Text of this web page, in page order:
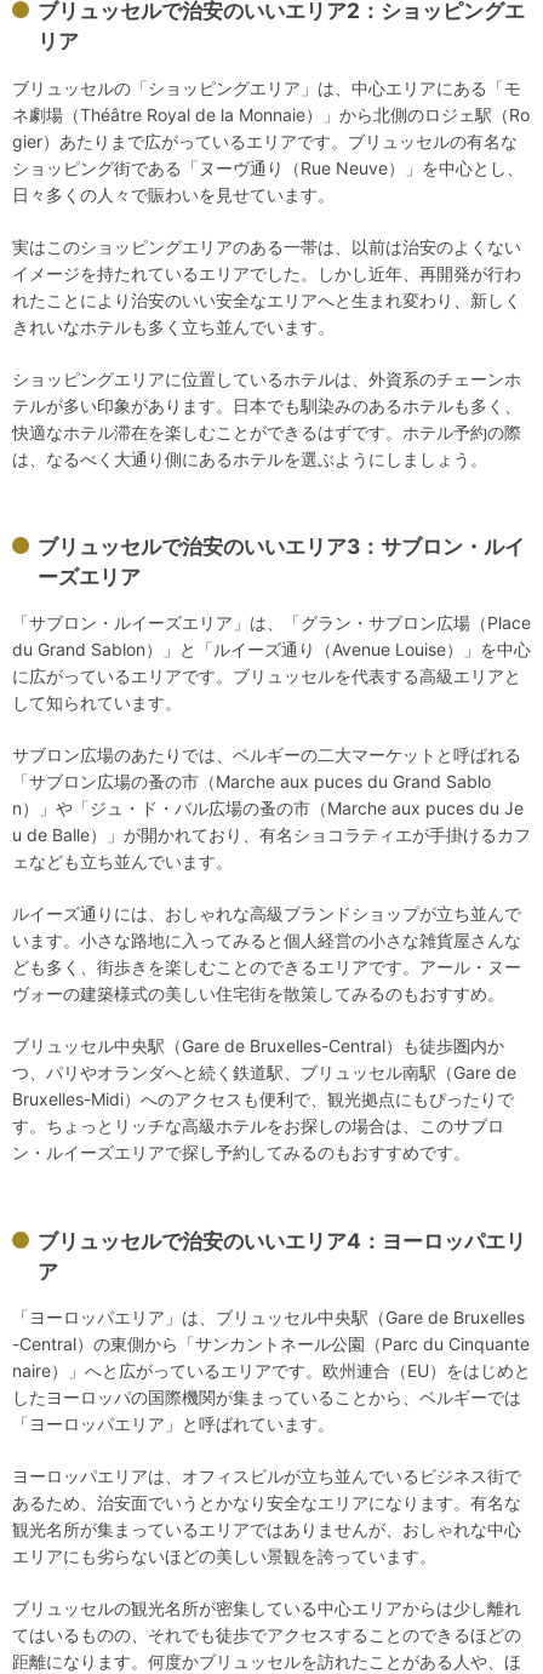
ブリュッセルで治安のいいエリア2：ショッピングエ
リア
ブリュッセルの「ショッピングエリア」は、中心エリアにある「モ
ネ劇場（Théâtre Royal de la Monnaie）」から北側のロジェ駅（Ro
gier）あたりまで広がっているエリアです。ブリュッセルの有名な
ショッピング街である「ヌーヴ通り（Rue Neuve）」を中心とし、
日々多くの人々で賑わいを見せています。
実はこのショッピングエリアのある一帯は、以前は治安のよくない
イメージを持たれているエリアでした。しかし近年、再開発が行わ
れたことにより治安のいい安全なエリアへと生まれ変わり、新しく
きれいなホテルも多く立ち並んでいます。
ショッピングエリアに位置しているホテルは、外資系のチェーンホ
テルが多い印象があります。日本でも馴染みのあるホテルも多く、
快適なホテル滞在を楽しむことができるはずです。ホテル予約の際
は、なるべく大通り側にあるホテルを選ぶようにしましょう。
ブリュッセルで治安のいいエリア3：サブロン・ルイ
ーズエリア
「サブロン・ルイーズエリア」は、「グラン・サブロン広場（Place
du Grand Sablon）」と「ルイーズ通り（Avenue Louise）」を中心
に広がっているエリアです。ブリュッセルを代表する高級エリアと
して知られています。
サブロン広場のあたりでは、ベルギーの二大マーケットと呼ばれる
「サブロン広場の蚤の市（Marche aux puces du Grand Sablo
n）」や「ジュ・ド・バル広場の蚤の市（Marche aux puces du Je
u de Balle）」が開かれており、有名ショコラティエが手掛けるカフ
ェなども立ち並んでいます。
ルイーズ通りには、おしゃれな高級ブランドショップが立ち並んで
います。小さな路地に入ってみると個人経営の小さな雑貨屋さんな
ども多く、街歩きを楽しむことのできるエリアです。アール・ヌー
ヴォーの建築様式の美しい住宅街を散策してみるのもおすすめ。
ブリュッセル中央駅（Gare de Bruxelles-Central）も徒歩圏内か
つ、パリやオランダへと続く鉄道駅、ブリュッセル南駅（Gare de
Bruxelles-Midi）へのアクセスも便利で、観光拠点にもぴったりで
す。ちょっとリッチな高級ホテルをお探しの場合は、このサブロ
ン・ルイーズエリアで探し予約してみるのもおすすめです。
ブリュッセルで治安のいいエリア4：ヨーロッパエリ
ア
「ヨーロッパエリア」は、ブリュッセル中央駅（Gare de Bruxelles
-Central）の東側から「サンカントネール公園（Parc du Cinquante
naire）」へと広がっているエリアです。欧州連合（EU）をはじめと
したヨーロッパの国際機関が集まっていることから、ベルギーでは
「ヨーロッパエリア」と呼ばれています。
ヨーロッパエリアは、オフィスビルが立ち並んでいるビジネス街で
あるため、治安面でいうとかなり安全なエリアになります。有名な
観光名所が集まっているエリアではありませんが、おしゃれな中心
エリアにも劣らないほどの美しい景観を誇っています。
ブリュッセルの観光名所が密集している中心エリアからは少し離れ
てはいるものの、それでも徒歩でアクセスすることのできるほどの
距離になります。何度かブリュッセルを訪れたことがある人や、ほ